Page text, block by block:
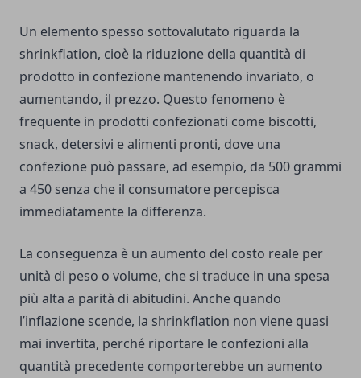
Un elemento spesso sottovalutato riguarda la
shrinkflation, cioè la riduzione della quantità di
prodotto in confezione mantenendo invariato, o
aumentando, il prezzo. Questo fenomeno è
frequente in prodotti confezionati come biscotti,
snack, detersivi e alimenti pronti, dove una
confezione può passare, ad esempio, da 500 grammi
a 450 senza che il consumatore percepisca
immediatamente la differenza.
La conseguenza è un aumento del costo reale per
unità di peso o volume, che si traduce in una spesa
più alta a parità di abitudini. Anche quando
l’inflazione scende, la shrinkflation non viene quasi
mai invertita, perché riportare le confezioni alla
quantità precedente comporterebbe un aumento